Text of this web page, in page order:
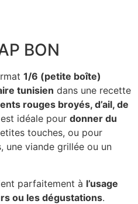
BON
1/6 (petite boîte)
tunisien dans une recette
rouges broyés, d’ail, de
idéale pour donner du
touches, ou pour
une viande grillée ou un
parfaitement à l’usage
ou les dégustations.